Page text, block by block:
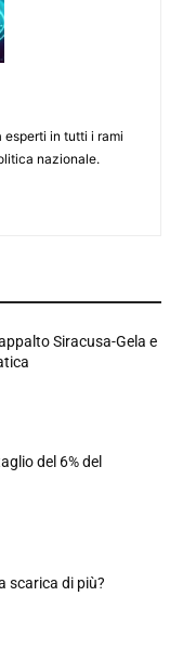
esperti in tutti i rami
nazionale.
Siracusa-Gela e
del 6% del
scarica di più?